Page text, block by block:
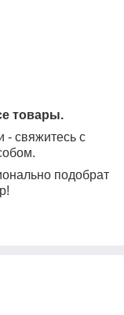
товары.
- свяжитесь с
подобрат